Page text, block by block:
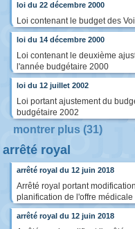
loi du 22 décembre 2000
Loi contenant le budget des
loi du 14 décembre 2000
Loi contenant le deuxième
l'année budgétaire 2000
loi du 12 juillet 2002
Loi portant ajustement du
budgétaire 2002
montrer plus (31)
arrêté royal
arrêté royal du 12 juin 2018
Arrêté royal portant
planification de l'offre médicale
arrêté royal du 12 juin 2018